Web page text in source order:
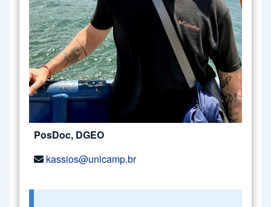
PosDoc, DGEO
kassios@unicamp.br